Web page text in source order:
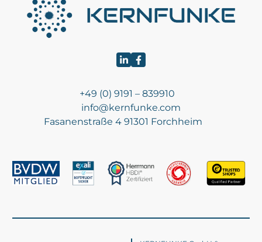
+49 (0) 9191 – 839910
info@kernfunke.com
Fasanenstraße 4 91301 Forchheim